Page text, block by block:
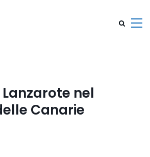
Lanzarote nel
Canarie